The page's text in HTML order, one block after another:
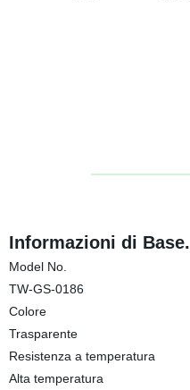
Informazioni di Base.
Model No.
TW-GS-0186
Colore
Trasparente
Resistenza a temperatura
Alta temperatura